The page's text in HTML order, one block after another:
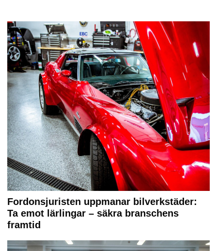
Fordonsjuristen uppmanar bilverkstäder:
Ta emot lärlingar – säkra branschens
framtid